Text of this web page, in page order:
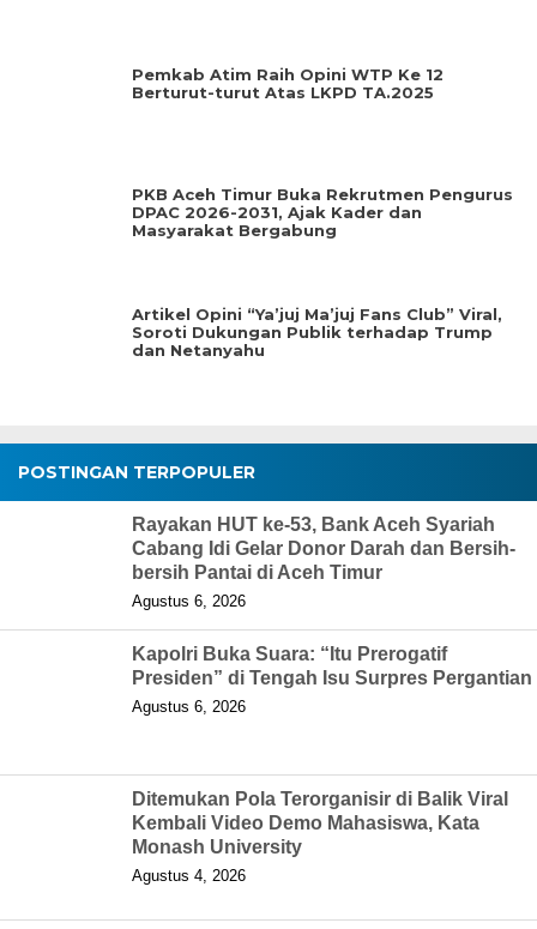
Pemkab Atim Raih Opini WTP Ke 12
Berturut-turut Atas LKPD TA.2025
PKB Aceh Timur Buka Rekrutmen Pengurus
DPAC 2026-2031, Ajak Kader dan
Masyarakat Bergabung
Artikel Opini “Ya’juj Ma’juj Fans Club” Viral,
Soroti Dukungan Publik terhadap Trump
dan Netanyahu
POSTINGAN TERPOPULER
Rayakan HUT ke-53, Bank Aceh Syariah
Cabang Idi Gelar Donor Darah dan Bersih-
bersih Pantai di Aceh Timur
Agustus 6, 2026
Kapolri Buka Suara: “Itu Prerogatif
Presiden” di Tengah Isu Surpres Pergantian
Agustus 6, 2026
Ditemukan Pola Terorganisir di Balik Viral
Kembali Video Demo Mahasiswa, Kata
Monash University
Agustus 4, 2026